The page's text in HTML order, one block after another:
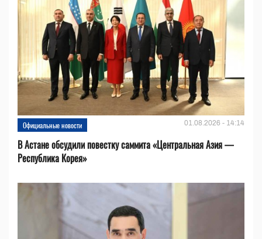
Официальные новости 01.08.2026 - 14:14
В Астане обсудили повестку саммита «Центральная Азия —
Республика Корея»